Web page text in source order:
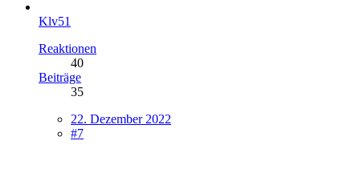
Klv51
Reaktionen
40
Beiträge
35
22. Dezember 2022
#7